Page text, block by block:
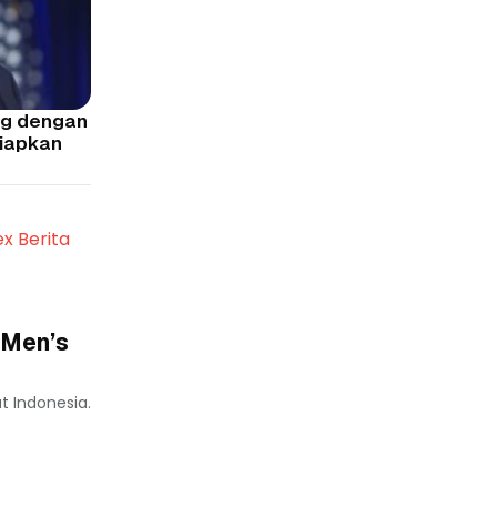
dengan
Berita
Indonesia.